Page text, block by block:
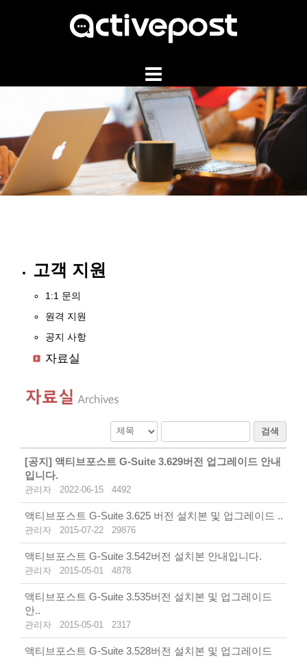
고객 지원
1:1 문의
원격 지원
공지 사항
자료실
검색
[공지] 액티브포스트 G-Suite 3.629버전 업그레이드 안내
입니다.
관리자 2022-06-15 4492
액티브포스트 G-Suite 3.625 버전 설치본 및 업그레이드 ..
관리자 2015-07-22 29876
액티브포스트 G-Suite 3.542버전 설치본 안내입니다.
관리자 2015-05-01 4878
액티브포스트 G-Suite 3.535버전 설치본 및 업그레이드
안..
관리자 2015-05-01 2317
액티브포스트 G-Suite 3.528버전 설치본 및 업그레이드